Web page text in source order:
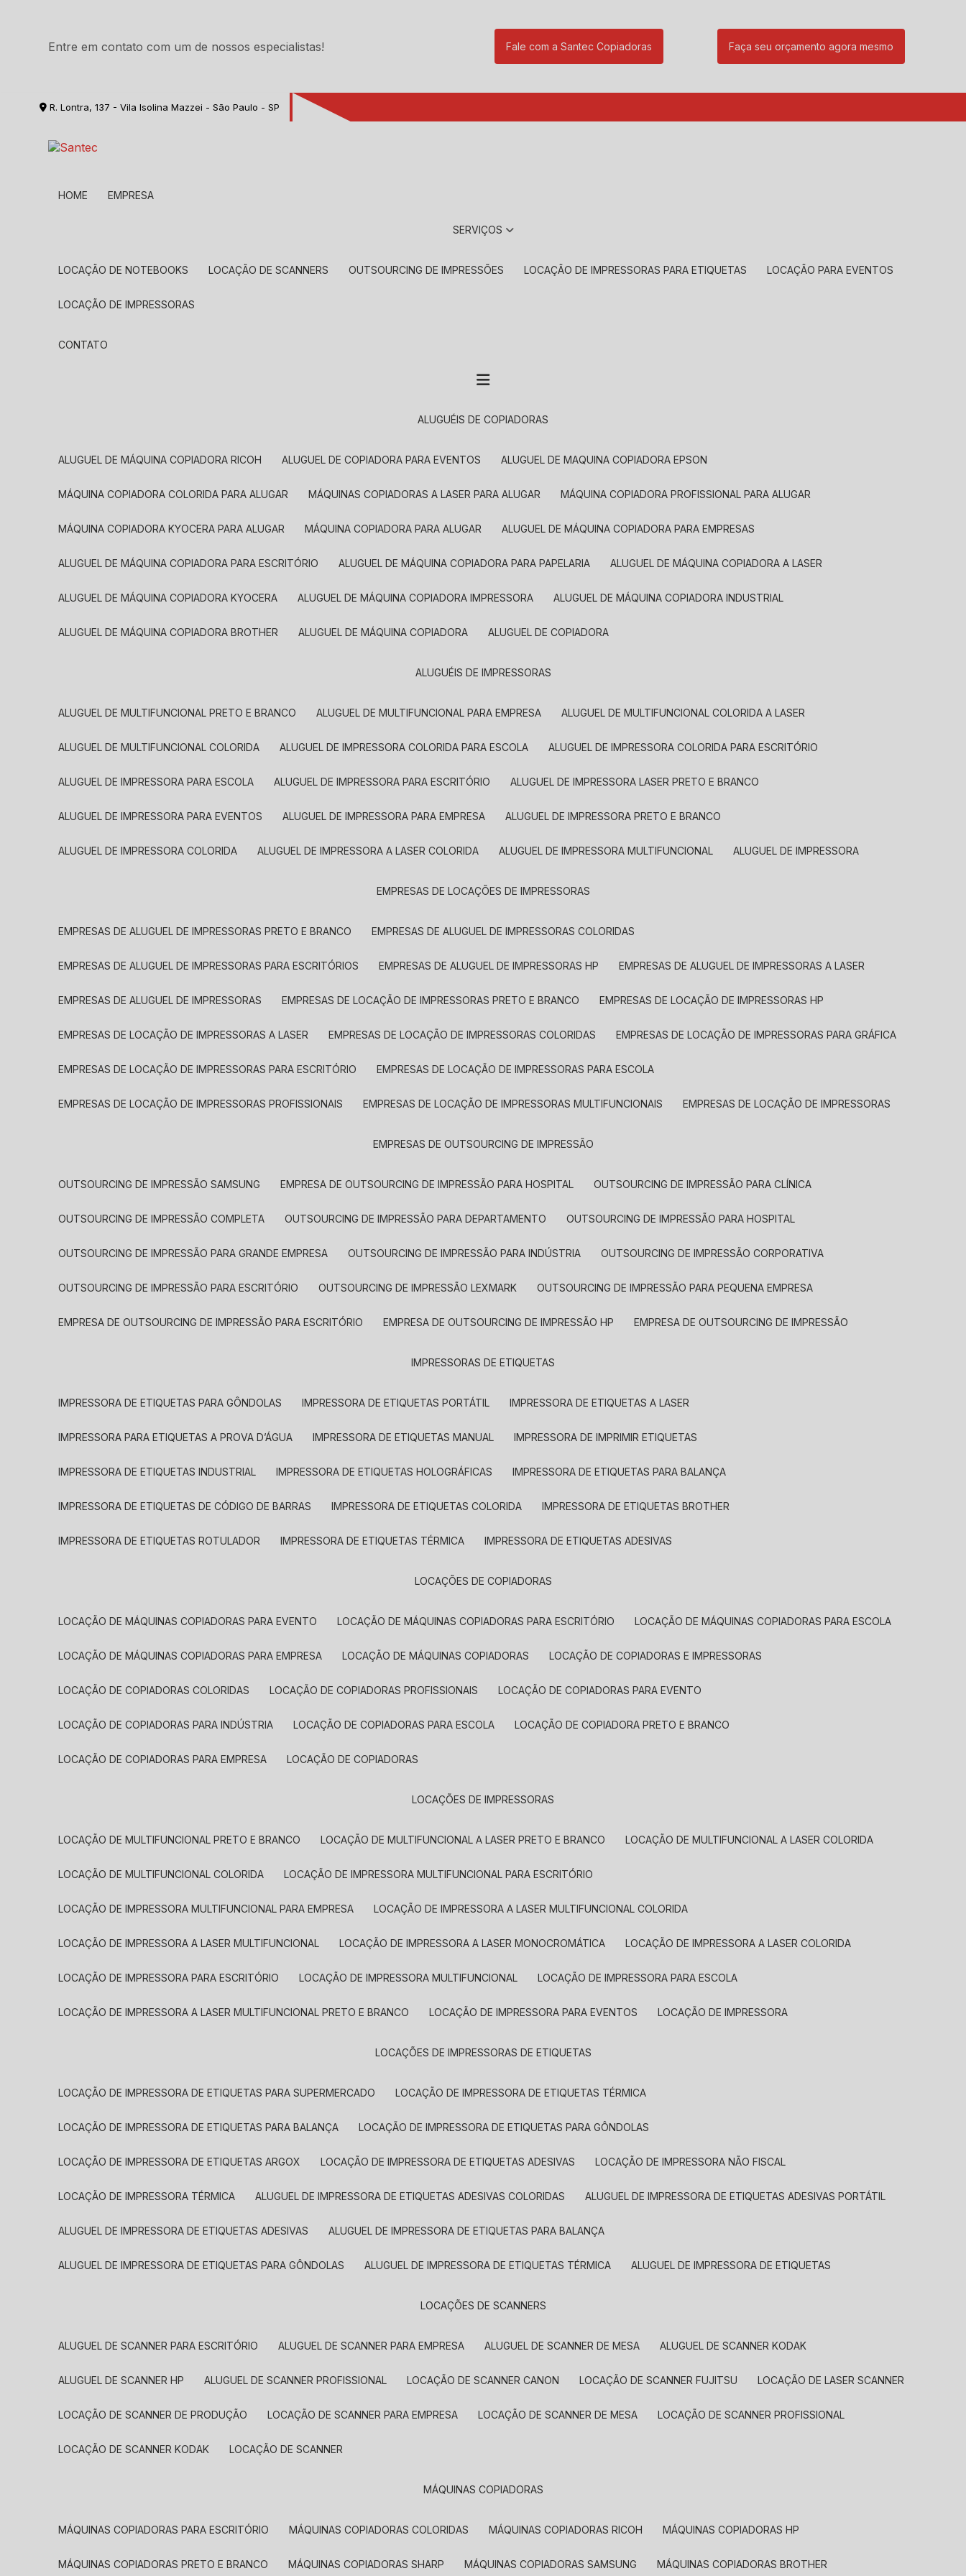
Entre em contato com um de nossos especialistas! Fale com a Santec Copiadoras Faça seu orçamento agora mesmo
R. Lontra, 137 - Vila Isolina Mazzei - São Paulo - SP
HOME EMPRESA
SERVIÇOS
LOCAÇÃO DE NOTEBOOKS LOCAÇÃO DE SCANNERS OUTSOURCING DE IMPRESSÕES LOCAÇÃO DE IMPRESSORAS PARA ETIQUETAS LOCAÇÃO PARA EVENTOS
LOCAÇÃO DE IMPRESSORAS
CONTATO
ALUGUÉIS DE COPIADORAS
ALUGUEL DE MÁQUINA COPIADORA RICOH ALUGUEL DE COPIADORA PARA EVENTOS ALUGUEL DE MAQUINA COPIADORA EPSON
MÁQUINA COPIADORA COLORIDA PARA ALUGAR MÁQUINAS COPIADORAS A LASER PARA ALUGAR MÁQUINA COPIADORA PROFISSIONAL PARA ALUGAR
MÁQUINA COPIADORA KYOCERA PARA ALUGAR MÁQUINA COPIADORA PARA ALUGAR ALUGUEL DE MÁQUINA COPIADORA PARA EMPRESAS
ALUGUEL DE MÁQUINA COPIADORA PARA ESCRITÓRIO ALUGUEL DE MÁQUINA COPIADORA PARA PAPELARIA ALUGUEL DE MÁQUINA COPIADORA A LASER
ALUGUEL DE MÁQUINA COPIADORA KYOCERA ALUGUEL DE MÁQUINA COPIADORA IMPRESSORA ALUGUEL DE MÁQUINA COPIADORA INDUSTRIAL
ALUGUEL DE MÁQUINA COPIADORA BROTHER ALUGUEL DE MÁQUINA COPIADORA ALUGUEL DE COPIADORA
ALUGUÉIS DE IMPRESSORAS
ALUGUEL DE MULTIFUNCIONAL PRETO E BRANCO ALUGUEL DE MULTIFUNCIONAL PARA EMPRESA ALUGUEL DE MULTIFUNCIONAL COLORIDA A LASER
ALUGUEL DE MULTIFUNCIONAL COLORIDA ALUGUEL DE IMPRESSORA COLORIDA PARA ESCOLA ALUGUEL DE IMPRESSORA COLORIDA PARA ESCRITÓRIO
ALUGUEL DE IMPRESSORA PARA ESCOLA ALUGUEL DE IMPRESSORA PARA ESCRITÓRIO ALUGUEL DE IMPRESSORA LASER PRETO E BRANCO
ALUGUEL DE IMPRESSORA PARA EVENTOS ALUGUEL DE IMPRESSORA PARA EMPRESA ALUGUEL DE IMPRESSORA PRETO E BRANCO
ALUGUEL DE IMPRESSORA COLORIDA ALUGUEL DE IMPRESSORA A LASER COLORIDA ALUGUEL DE IMPRESSORA MULTIFUNCIONAL ALUGUEL DE IMPRESSORA
EMPRESAS DE LOCAÇÕES DE IMPRESSORAS
EMPRESAS DE ALUGUEL DE IMPRESSORAS PRETO E BRANCO EMPRESAS DE ALUGUEL DE IMPRESSORAS COLORIDAS
EMPRESAS DE ALUGUEL DE IMPRESSORAS PARA ESCRITÓRIOS EMPRESAS DE ALUGUEL DE IMPRESSORAS HP EMPRESAS DE ALUGUEL DE IMPRESSORAS A LASER
EMPRESAS DE ALUGUEL DE IMPRESSORAS EMPRESAS DE LOCAÇÃO DE IMPRESSORAS PRETO E BRANCO EMPRESAS DE LOCAÇÃO DE IMPRESSORAS HP
EMPRESAS DE LOCAÇÃO DE IMPRESSORAS A LASER EMPRESAS DE LOCAÇÃO DE IMPRESSORAS COLORIDAS EMPRESAS DE LOCAÇÃO DE IMPRESSORAS PARA GRÁFICA
EMPRESAS DE LOCAÇÃO DE IMPRESSORAS PARA ESCRITÓRIO EMPRESAS DE LOCAÇÃO DE IMPRESSORAS PARA ESCOLA
EMPRESAS DE LOCAÇÃO DE IMPRESSORAS PROFISSIONAIS EMPRESAS DE LOCAÇÃO DE IMPRESSORAS MULTIFUNCIONAIS EMPRESAS DE LOCAÇÃO DE IMPRESSORAS
EMPRESAS DE OUTSOURCING DE IMPRESSÃO
OUTSOURCING DE IMPRESSÃO SAMSUNG EMPRESA DE OUTSOURCING DE IMPRESSÃO PARA HOSPITAL OUTSOURCING DE IMPRESSÃO PARA CLÍNICA
OUTSOURCING DE IMPRESSÃO COMPLETA OUTSOURCING DE IMPRESSÃO PARA DEPARTAMENTO OUTSOURCING DE IMPRESSÃO PARA HOSPITAL
OUTSOURCING DE IMPRESSÃO PARA GRANDE EMPRESA OUTSOURCING DE IMPRESSÃO PARA INDÚSTRIA OUTSOURCING DE IMPRESSÃO CORPORATIVA
OUTSOURCING DE IMPRESSÃO PARA ESCRITÓRIO OUTSOURCING DE IMPRESSÃO LEXMARK OUTSOURCING DE IMPRESSÃO PARA PEQUENA EMPRESA
EMPRESA DE OUTSOURCING DE IMPRESSÃO PARA ESCRITÓRIO EMPRESA DE OUTSOURCING DE IMPRESSÃO HP EMPRESA DE OUTSOURCING DE IMPRESSÃO
IMPRESSORAS DE ETIQUETAS
IMPRESSORA DE ETIQUETAS PARA GÔNDOLAS IMPRESSORA DE ETIQUETAS PORTÁTIL IMPRESSORA DE ETIQUETAS A LASER
IMPRESSORA PARA ETIQUETAS A PROVA D’ÁGUA IMPRESSORA DE ETIQUETAS MANUAL IMPRESSORA DE IMPRIMIR ETIQUETAS
IMPRESSORA DE ETIQUETAS INDUSTRIAL IMPRESSORA DE ETIQUETAS HOLOGRÁFICAS IMPRESSORA DE ETIQUETAS PARA BALANÇA
IMPRESSORA DE ETIQUETAS DE CÓDIGO DE BARRAS IMPRESSORA DE ETIQUETAS COLORIDA IMPRESSORA DE ETIQUETAS BROTHER
IMPRESSORA DE ETIQUETAS ROTULADOR IMPRESSORA DE ETIQUETAS TÉRMICA IMPRESSORA DE ETIQUETAS ADESIVAS
LOCAÇÕES DE COPIADORAS
LOCAÇÃO DE MÁQUINAS COPIADORAS PARA EVENTO LOCAÇÃO DE MÁQUINAS COPIADORAS PARA ESCRITÓRIO LOCAÇÃO DE MÁQUINAS COPIADORAS PARA ESCOLA
LOCAÇÃO DE MÁQUINAS COPIADORAS PARA EMPRESA LOCAÇÃO DE MÁQUINAS COPIADORAS LOCAÇÃO DE COPIADORAS E IMPRESSORAS
LOCAÇÃO DE COPIADORAS COLORIDAS LOCAÇÃO DE COPIADORAS PROFISSIONAIS LOCAÇÃO DE COPIADORAS PARA EVENTO
LOCAÇÃO DE COPIADORAS PARA INDÚSTRIA LOCAÇÃO DE COPIADORAS PARA ESCOLA LOCAÇÃO DE COPIADORA PRETO E BRANCO
LOCAÇÃO DE COPIADORAS PARA EMPRESA LOCAÇÃO DE COPIADORAS
LOCAÇÕES DE IMPRESSORAS
LOCAÇÃO DE MULTIFUNCIONAL PRETO E BRANCO LOCAÇÃO DE MULTIFUNCIONAL A LASER PRETO E BRANCO LOCAÇÃO DE MULTIFUNCIONAL A LASER COLORIDA
LOCAÇÃO DE MULTIFUNCIONAL COLORIDA LOCAÇÃO DE IMPRESSORA MULTIFUNCIONAL PARA ESCRITÓRIO
LOCAÇÃO DE IMPRESSORA MULTIFUNCIONAL PARA EMPRESA LOCAÇÃO DE IMPRESSORA A LASER MULTIFUNCIONAL COLORIDA
LOCAÇÃO DE IMPRESSORA A LASER MULTIFUNCIONAL LOCAÇÃO DE IMPRESSORA A LASER MONOCROMÁTICA LOCAÇÃO DE IMPRESSORA A LASER COLORIDA
LOCAÇÃO DE IMPRESSORA PARA ESCRITÓRIO LOCAÇÃO DE IMPRESSORA MULTIFUNCIONAL LOCAÇÃO DE IMPRESSORA PARA ESCOLA
LOCAÇÃO DE IMPRESSORA A LASER MULTIFUNCIONAL PRETO E BRANCO LOCAÇÃO DE IMPRESSORA PARA EVENTOS LOCAÇÃO DE IMPRESSORA
LOCAÇÕES DE IMPRESSORAS DE ETIQUETAS
LOCAÇÃO DE IMPRESSORA DE ETIQUETAS PARA SUPERMERCADO LOCAÇÃO DE IMPRESSORA DE ETIQUETAS TÉRMICA
LOCAÇÃO DE IMPRESSORA DE ETIQUETAS PARA BALANÇA LOCAÇÃO DE IMPRESSORA DE ETIQUETAS PARA GÔNDOLAS
LOCAÇÃO DE IMPRESSORA DE ETIQUETAS ARGOX LOCAÇÃO DE IMPRESSORA DE ETIQUETAS ADESIVAS LOCAÇÃO DE IMPRESSORA NÃO FISCAL
LOCAÇÃO DE IMPRESSORA TÉRMICA ALUGUEL DE IMPRESSORA DE ETIQUETAS ADESIVAS COLORIDAS ALUGUEL DE IMPRESSORA DE ETIQUETAS ADESIVAS PORTÁTIL
ALUGUEL DE IMPRESSORA DE ETIQUETAS ADESIVAS ALUGUEL DE IMPRESSORA DE ETIQUETAS PARA BALANÇA
ALUGUEL DE IMPRESSORA DE ETIQUETAS PARA GÔNDOLAS ALUGUEL DE IMPRESSORA DE ETIQUETAS TÉRMICA ALUGUEL DE IMPRESSORA DE ETIQUETAS
LOCAÇÕES DE SCANNERS
ALUGUEL DE SCANNER PARA ESCRITÓRIO ALUGUEL DE SCANNER PARA EMPRESA ALUGUEL DE SCANNER DE MESA ALUGUEL DE SCANNER KODAK
ALUGUEL DE SCANNER HP ALUGUEL DE SCANNER PROFISSIONAL LOCAÇÃO DE SCANNER CANON LOCAÇÃO DE SCANNER FUJITSU LOCAÇÃO DE LASER SCANNER
LOCAÇÃO DE SCANNER DE PRODUÇÃO LOCAÇÃO DE SCANNER PARA EMPRESA LOCAÇÃO DE SCANNER DE MESA LOCAÇÃO DE SCANNER PROFISSIONAL
LOCAÇÃO DE SCANNER KODAK LOCAÇÃO DE SCANNER
MÁQUINAS COPIADORAS
MÁQUINAS COPIADORAS PARA ESCRITÓRIO MÁQUINAS COPIADORAS COLORIDAS MÁQUINAS COPIADORAS RICOH MÁQUINAS COPIADORAS HP
MÁQUINAS COPIADORAS PRETO E BRANCO MÁQUINAS COPIADORAS SHARP MÁQUINAS COPIADORAS SAMSUNG MÁQUINAS COPIADORAS BROTHER